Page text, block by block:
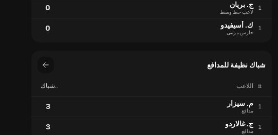
1 ج. بريان
لاعب خط وسط 0
1 ك. أسيفيدو
حارس مرمى 0
شباك نظيفة للمدافع
# اللاعب
شباك
1
م. سيزار
مدافع 3
1 ج. غالاردو
مدافع 3